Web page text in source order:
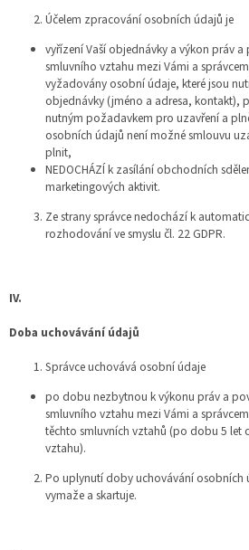
Účelem zpracování osobních údajů je
vyřízení Vaší objednávky a výkon práv
smluvního vztahu mezi Vámi a
vyžadovány osobní údaje, které jsou
objednávky (jméno a adresa, kontakt),
nutným požadavkem pro uzavření a
osobních údajů není možné smlouvu
plnit,
NEDOCHÁZÍ k zasílání obchodních
marketingových aktivit.
Ze strany správce nedochází k
rozhodování ve smyslu čl. 22 GDPR.
IV.
Doba uchovávání údajů
Správce uchovává osobní údaje
po dobu nezbytnou k výkonu práv a
smluvního vztahu mezi Vámi a
těchto smluvních vztahů (po dobu 5 let
vztahu).
Po uplynutí doby uchovávání osobních
vymaže a skartuje.